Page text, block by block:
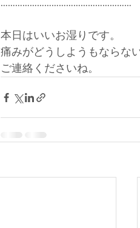
本日はいいお湿りです。
痛みがどうしようもならな
ご連絡くださいね。